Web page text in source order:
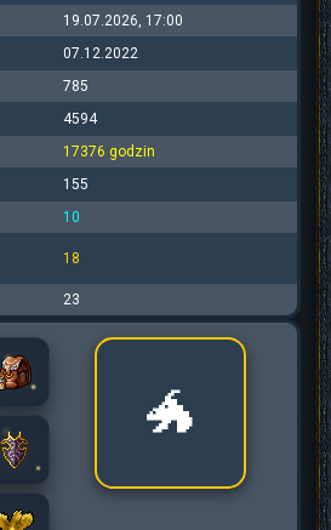
19.07.2026, 17:00
07.12.2022
785
4594
17376 godzin
155
10
18
23
🐲